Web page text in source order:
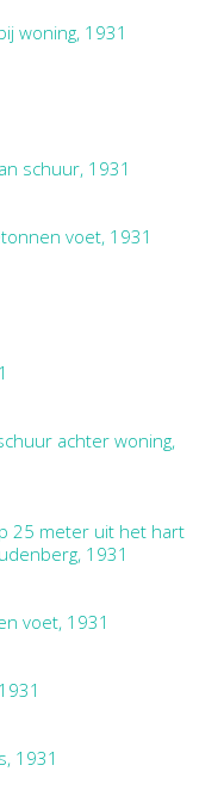
woning, 1931
schuur, 1931
voet, 1931
achter woning,
25 meter uit het hart
1931
voet, 1931
1931